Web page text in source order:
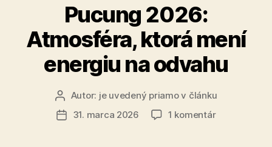
Pucung 2026:
Atmosféra, ktorá mení
energiu na odvahu
Autor
článku
Autor: je uvedený priamo v článku
Dátum
31. marca 2026 1 komentárna